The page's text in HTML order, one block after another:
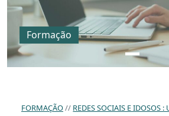
Formação
FORMAÇÃO REDES SOCIAIS E IDOSOS : UM